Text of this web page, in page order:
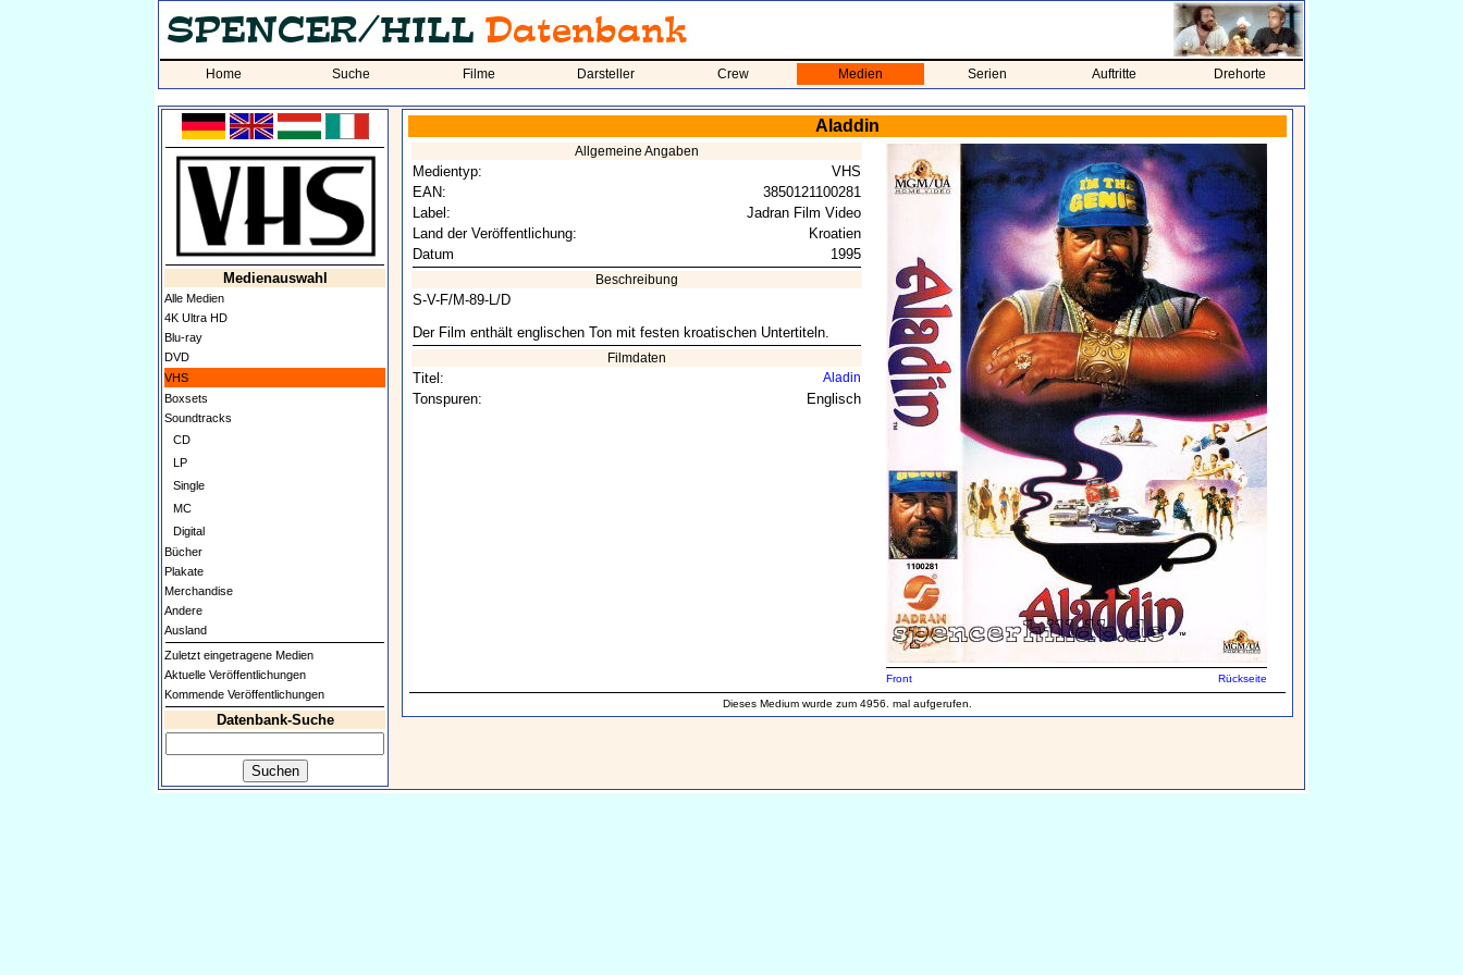
Home Suche Filme Darsteller Crew Medien Serien Auftritte Drehorte
Medienauswahl
Alle Medien
4K Ultra HD
Blu-ray
DVD
VHS
Boxsets
Soundtracks
CD
LP
Single
MC
Digital
Bücher
Plakate
Merchandise
Andere
Ausland
Zuletzt eingetragene Medien
Aktuelle Veröffentlichungen
Kommende Veröffentlichungen
Datenbank-Suche
Aladdin
Allgemeine Angaben
Medientyp:
VHS
EAN:
3850121100281
Label:
Jadran Film Video
Land der Veröffentlichung:
Kroatien
Datum
1995
Beschreibung
S-V-F/M-89-L/D
Der Film enthält englischen Ton mit festen kroatischen Untertiteln.
Filmdaten
Titel: Aladin
Tonspuren: Englisch
Front Rückseite
Dieses Medium wurde zum 4956. mal aufgerufen.